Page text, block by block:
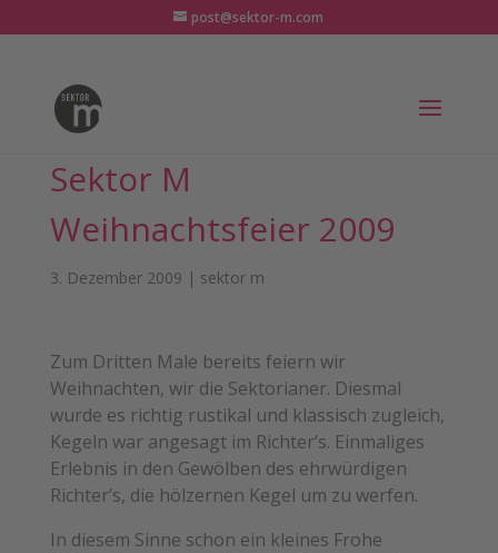
post@sektor-m.com
Sektor M
Weihnachtsfeier 2009
3. Dezember 2009 | sektor m
Zum Dritten Male bereits feiern wir
Weihnachten, wir die Sektorianer. Diesmal
wurde es richtig rustikal und klassisch zugleich,
Kegeln war angesagt im Richter’s. Einmaliges
Erlebnis in den Gewölben des ehrwürdigen
Richter’s, die hölzernen Kegel um zu werfen.
In diesem Sinne schon ein kleines Frohe